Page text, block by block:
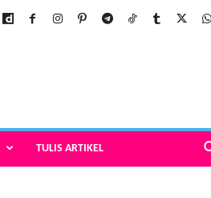
TULIS ARTIKEL